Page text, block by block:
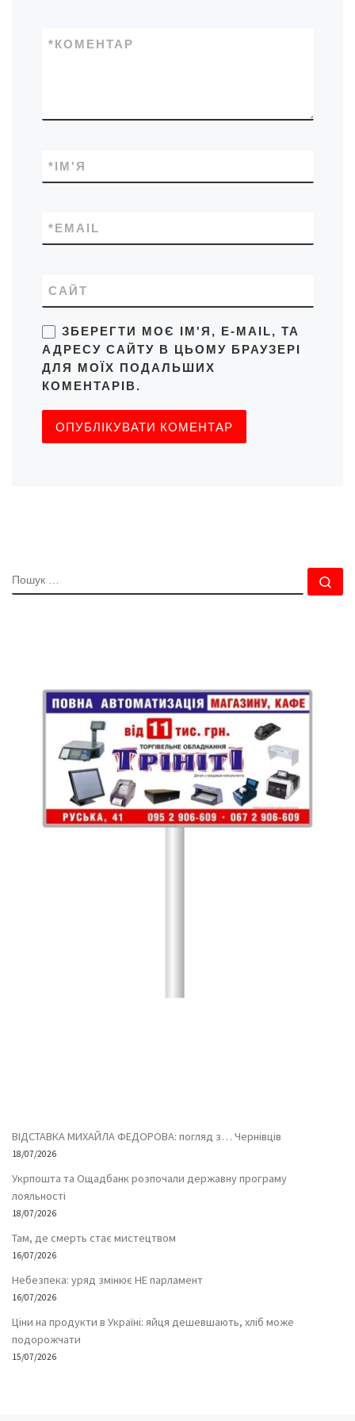
КОМЕНТАР
*
ІМ'Я
*
EMAIL
*
САЙТ
ЗБЕРЕГТИ МОЄ ІМ'Я, E-MAIL, ТА
АДРЕСУ САЙТУ В ЦЬОМУ БРАУЗЕРІ
ДЛЯ МОЇХ ПОДАЛЬШИХ
КОМЕНТАРІВ.
ПОШУК
ВІДСТАВКА МИХАЙЛА ФЕДОРОВА: погляд з… Чернівців
18/07/2026
Укрпошта та Ощадбанк розпочали державну програму
лояльності
18/07/2026
Там, де смерть стає мистецтвом
16/07/2026
Небезпека: уряд змінює НЕ парламент
16/07/2026
Ціни на продукти в Україні: яйця дешевшають, хліб може
подорожчати
15/07/2026